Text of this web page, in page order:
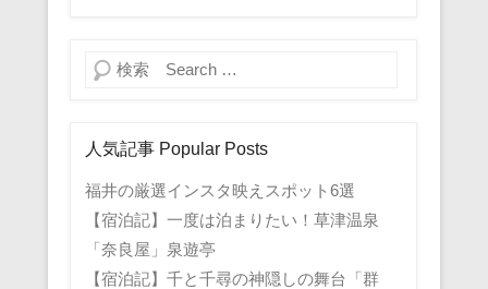
検索
人気記事 Popular Posts
福井の厳選インスタ映えスポット6選
【宿泊記】一度は泊まりたい！草津温泉
「奈良屋」泉遊亭
【宿泊記】千と千尋の神隠しの舞台「群